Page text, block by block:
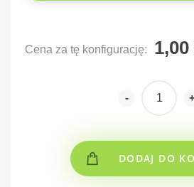
Cena za tę konfigurację:
-
DODAJ DO